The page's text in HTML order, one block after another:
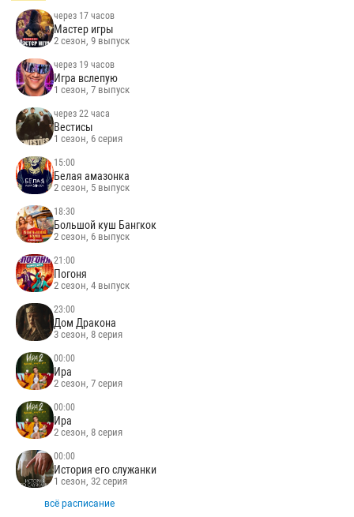
через 17 часов
Мастер игры
2 сезон, 9 выпуск
через 19 часов
Игра вслепую
1 сезон, 7 выпуск
через 22 часа
Вестисы
1 сезон, 6 серия
15:00
Белая амазонка
2 сезон, 5 выпуск
18:30
Большой куш Бангкок
2 сезон, 6 выпуск
21:00
Погоня
2 сезон, 4 выпуск
23:00
Дом Дракона
3 сезон, 8 серия
00:00
Ира
2 сезон, 7 серия
00:00
Ира
2 сезон, 8 серия
00:00
История его служанки
1 сезон, 32 серия
всё расписание